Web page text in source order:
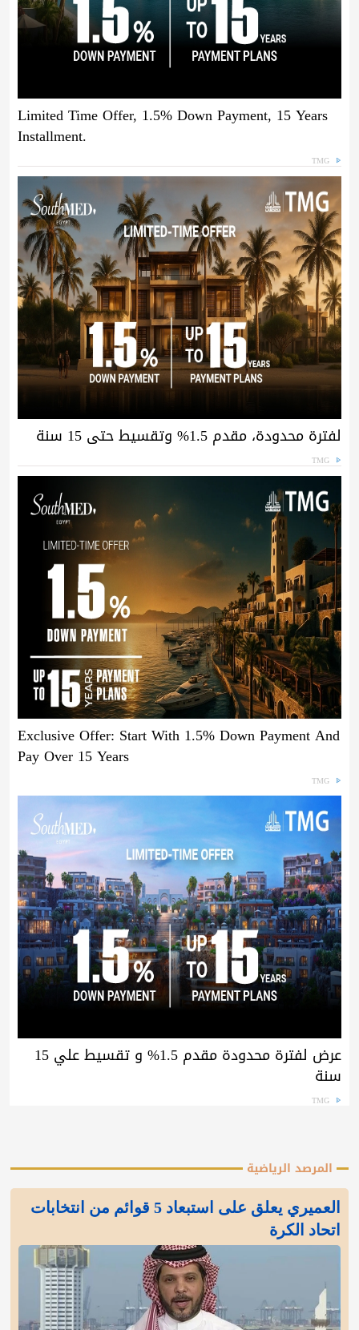
Limited Time Offer, 1.5% Down Payment, 15 Years
Installment.
TMG
لفترة محدودة، مقدم 1.5% وتقسيط حتى 15 سنة
TMG
Exclusive Offer: Start With 1.5% Down Payment And
Pay Over 15 Years
TMG
عرض لفترة محدودة مقدم 1.5% و تقسيط علي 15
سنة
TMG
المرصد الرياضية
العميري يعلق على استبعاد 5 قوائم من انتخابات
اتحاد الكرة